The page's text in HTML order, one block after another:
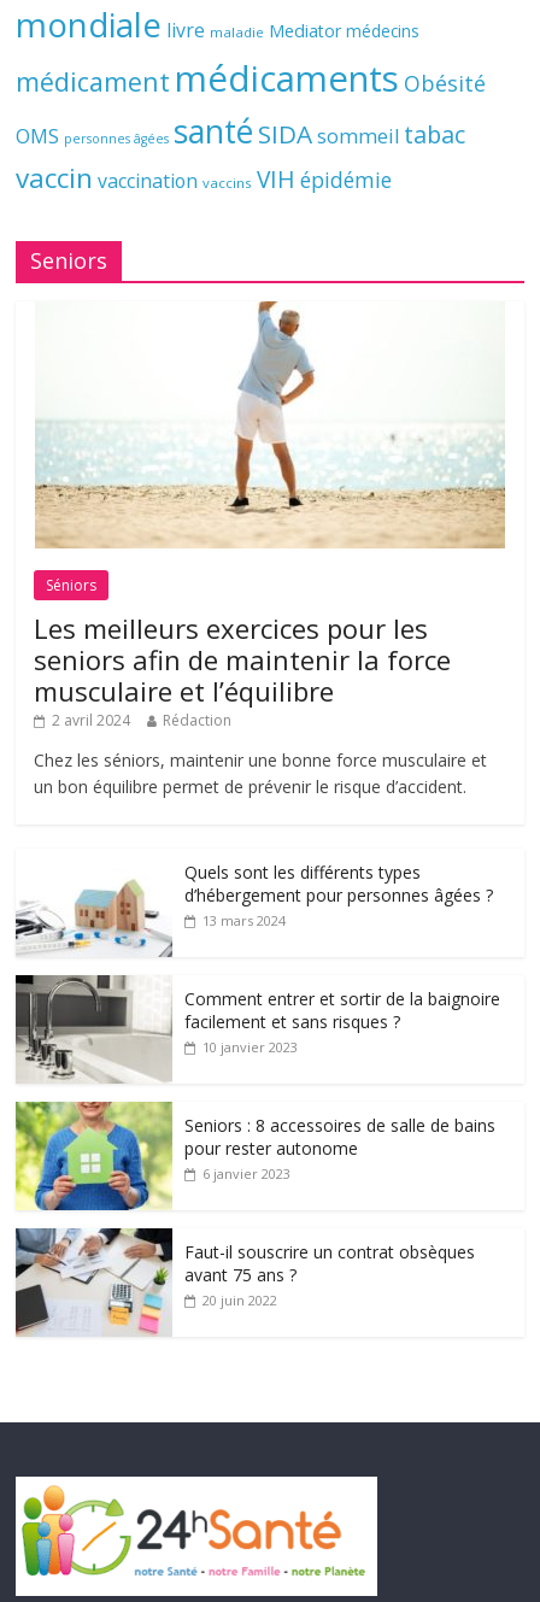
mondiale livre maladie Mediator médecins
médicament médicaments Obésité
OMS personnes âgées santé SIDAsommeil tabac
vaccin vaccination vaccins VIH épidémie
Seniors
Séniors
Les meilleurs exercices pour les
seniors afin de maintenir la force
musculaire et l’équilibre
2 avril 2024 Rédaction
Chez les séniors, maintenir une bonne force musculaire et
un bon équilibre permet de prévenir le risque d’accident.
Quels sont les différents types
d’hébergement pour personnes âgées ?
13 mars 2024
Comment entrer et sortir de la baignoire
facilement et sans risques ?
10 janvier 2023
Seniors : 8 accessoires de salle de bains
pour rester autonome
6 janvier 2023
Faut-il souscrire un contrat obsèques
avant 75 ans ?
20 juin 2022